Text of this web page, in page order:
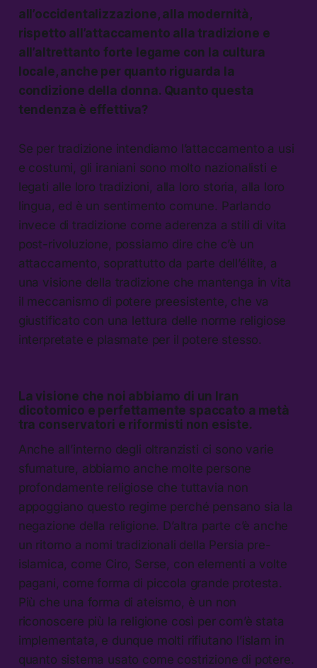
all’occidentalizzazione, alla modernità,
rispetto all’attaccamento alla tradizione e
all’altrettanto forte legame con la cultura
locale, anche per quanto riguarda la
condizione della donna. Quanto questa
tendenza è effettiva?
Se per tradizione intendiamo l’attaccamento a usi
e costumi, gli iraniani sono molto nazionalisti e
legati alle loro tradizioni, alla loro storia, alla loro
lingua, ed è un sentimento comune. Parlando
invece di tradizione come aderenza a stili di vita
post-rivoluzione, possiamo dire che c’è un
attaccamento, soprattutto da parte dell’élite, a
una visione della tradizione che mantenga in vita
il meccanismo di potere preesistente, che va
giustificato con una lettura delle norme religiose
interpretate e plasmate per il potere stesso.
La visione che noi abbiamo di un Iran
dicotomico e perfettamente spaccato a metà
tra conservatori e riformisti non esiste.
Anche all’interno degli oltranzisti ci sono varie
sfumature, abbiamo anche molte persone
profondamente religiose che tuttavia non
appoggiano questo regime perché pensano sia la
negazione della religione. D’altra parte c’è anche
un ritorno a nomi tradizionali della Persia pre-
islamica, come Ciro, Serse, con elementi a volte
pagani, come forma di piccola grande protesta.
Più che una forma di ateismo, è un non
riconoscere più la religione così per com’è stata
implementata, e dunque molti rifiutano l’islam in
quanto sistema usato come costrizione di potere.